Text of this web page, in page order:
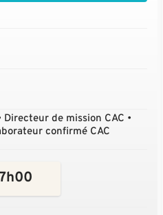
de mission CAC •
confirmé CAC